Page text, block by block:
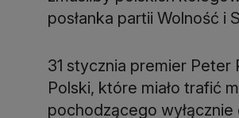
posłanka partii Wolność i
31 stycznia premier Peter
Polski, które miało trafić
pochodzącego